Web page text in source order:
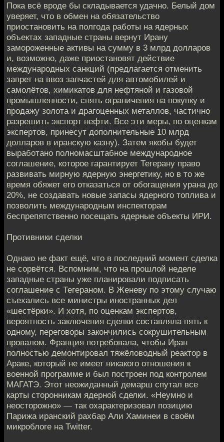
Пока всё вроде бы складывается удачно. Белый дом
уверяет, что в обмен на обязательство
приостановить на полгода работы на ядерных
объектах западные страны вернут Ирану
замороженные активы на сумму в 3 млрд долларов
и, возможно, даже приостановят действие
международных санкций (предлагается отменить
запрет на ввоз запчастей для автомобилей и
самолётов, химикатов для нефтяной и газовой
промышленности, снять ограничения на покупку и
продажу золота и драгоценных металлов, частично
разрешить экспорт нефти. Все эти меры, по оценкам
экспертов, принесут дополнительные 10 млрд
долларов в иранскую казну). Затем якобы будет
выработано полномасштабное международное
соглашение, которое гарантирует Тегерану право
развивать мирную ядерную энергетику, но в то же
время обяжет его отказаться от обогащения урана до
20%, не создавать новые запасы ядерного топлива и
позволить международным инспекторам
беспрепятственно посещать ядерные объекты ИРИ.
Противники сделки
Однако не факт ещё, что в последний момент сделка
не сорвётся. Вспомним, что на прошлой неделе
западные страны уже планировали подписать
соглашение с Тегераном. В Женеву по этому случаю
съехались все министры иностранных дел
«шестёрки». И хотя, по оценкам экспертов,
вероятность заключения сделки составляла пять к
одному, переговоры закончились сокрушительным
провалом. Франция потребовала, чтобы Иран
полностью демонтировал тяжёловодный реактор в
Араке, который не имеет никакого отношения к
военной программе и был построен под контролем
МАГАТЭ. Этот неожиданный демарш спутал все
карты сторонникам ядерной сделки. «Неумно и
неосторожно» — так охарактеризовал позицию
Парижа иранский рахбар Али Хаминеи в своём
микроблоге на Twitter.